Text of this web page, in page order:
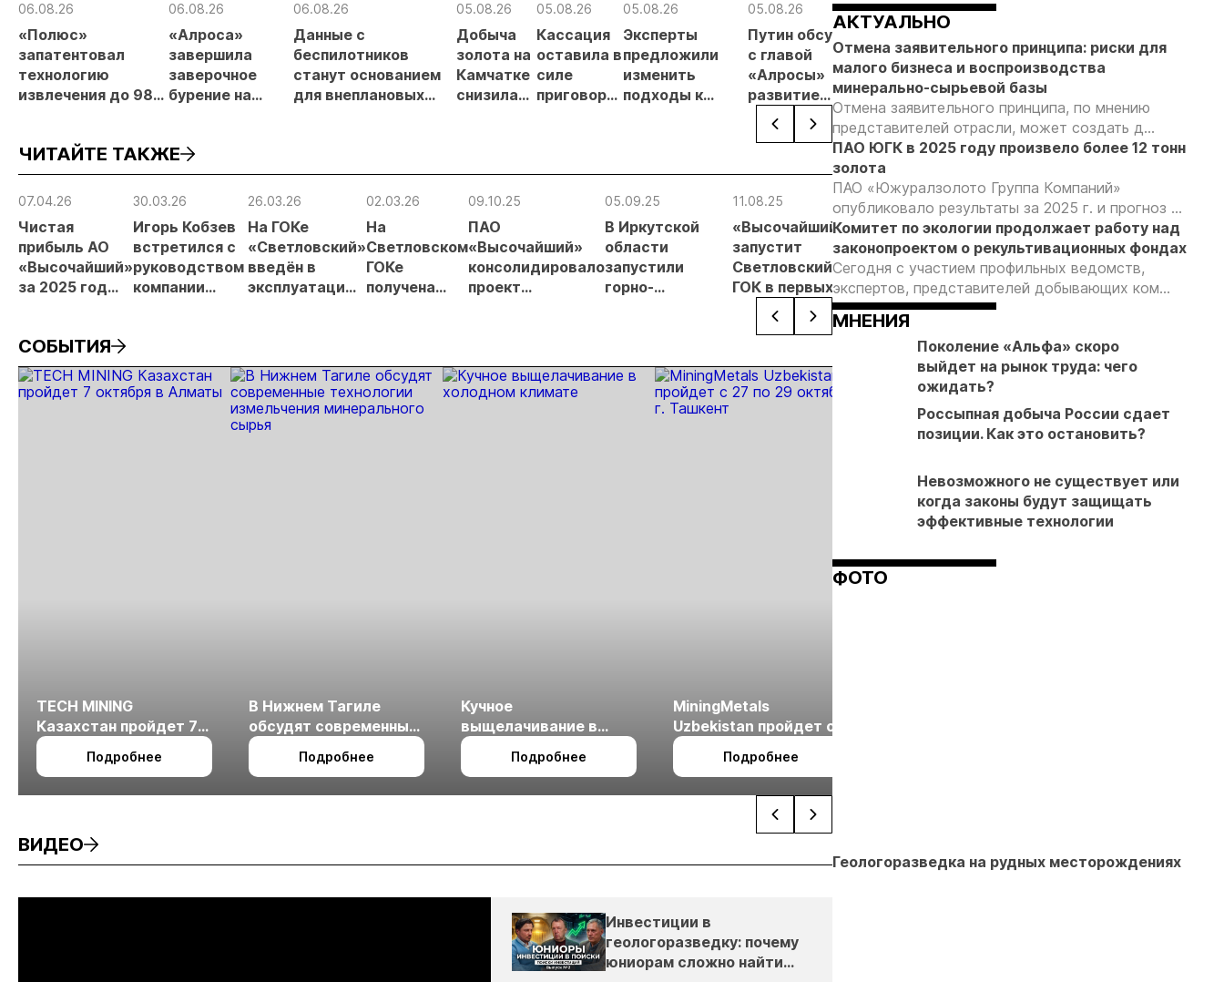
06.08.26
«Полюс»
запатентовал
технологию
извлечения до 98%
шлака
06.08.26
«Алроса»
завершила
заверочное
бурение на
Дегдекан
06.08.26
Данные с
беспилотников
станут основанием
для внеплановых
05.08.26
Добыча
золота на
Камчатке
снизилась
05.08.26
Кассация
оставила в
силе
приговор
кг золота и
серебра на
05.08.26
Эксперты
предложили
изменить
подходы к
на фоне
реформы
05.08.26
Путин обсудил
с главой
«Алросы»
развитие
золотодобычи
энергетических
проектов в
Якутии
04.08.26
золотых
слитков через
Россельхозбанк
выросли на 31%
в первом
полугодии
04.08.26
ООО
«ЗапСибЗолото»
более 7 млн
рублей за
нарушение
природоохранных
добыче золота
ЧИТАЙТЕ ТАКЖЕ
07.04.26
Чистая
прибыль АО
«Высочайший»
за 2025 год
30.03.26
Игорь Кобзев
встретился с
руководством
компании
26.03.26
На ГОКе
«Светловский»
введён в
эксплуатацию
02.03.26
На
Светловском
ГОКе
получена
09.10.25
ПАО
«Высочайший»
консолидировало
проект
05.09.25
В Иркутской
области
запустили
горно-
11.08.25
«Высочайший»
запустит
Светловский
ГОК в первых
числах
сентября
25.06.25
«Высочайший»
может
нарастить
мощность
Светловского
ГОКа на 30%
27.03.25
«Высочайший»
и ИРНИТУ
планируют
исследования
в сфере
17.03.25
«Высочайший»
приступает к
поиску золота
на Западном
СОБЫТИЯ
TECH MINING
Казахстан пройдет 7
октября в Алматы
Подробнее
В Нижнем Тагиле
обсудят современные
технологии
измельчения
Подробнее
Кучное
выщелачивание в
холодном климате
Подробнее
MiningMetals
Uzbekistan пройдет с
27 по 29 октября в г.
Ташкент
Подробнее
ВИДЕО
Инвестиции в
геологоразведку: почему
юниорам сложно найти
АКТУАЛЬНО
Отмена заявительного принципа: риски для
малого бизнеса и воспроизводства
минерально-сырьевой базы
Отмена заявительного принципа, по мнению
представителей отрасли, может создать д...
ПАО ЮГК в 2025 году произвело более 12 тонн
золота
ПАО «Южуралзолото Группа Компаний»
опубликовало результаты за 2025 г. и прогноз ...
Комитет по экологии продолжает работу над
законопроектом о рекультивационных фондах
Сегодня с участием профильных ведомств,
экспертов, представителей добывающих ком...
МНЕНИЯ
Поколение «Альфа» скоро
выйдет на рынок труда: чего
ожидать?
Россыпная добыча России сдает
позиции. Как это остановить?
Невозможного не существует или
когда законы будут защищать
эффективные технологии
ФОТО
Геологоразведка на рудных месторождениях